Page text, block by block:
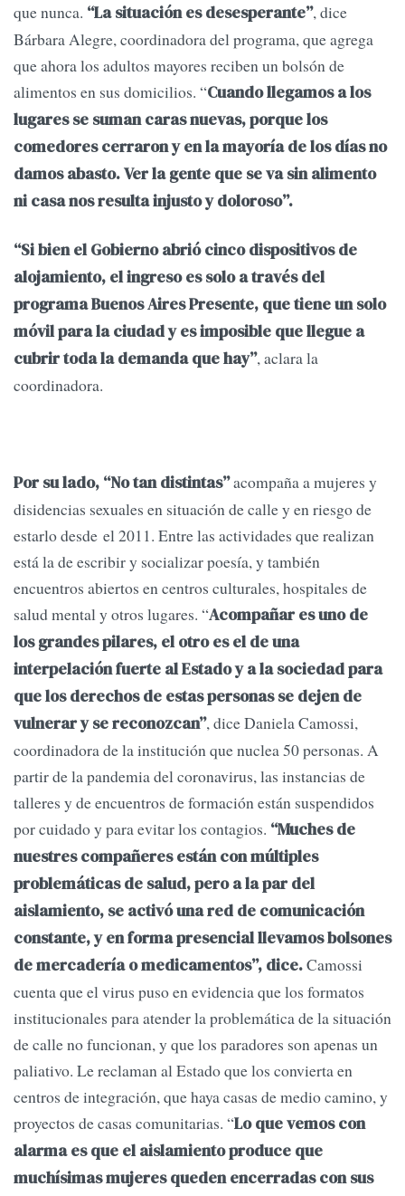
que nunca. “La situación es desesperante”, dice
Bárbara Alegre, coordinadora del programa, que agrega
que ahora los adultos mayores reciben un bolsón de
alimentos en sus domicilios. “Cuando llegamos a los
lugares se suman caras nuevas, porque los
comedores cerraron y en la mayoría de los días no
damos abasto. Ver la gente que se va sin alimento
ni casa nos resulta injusto y doloroso”.
“Si bien el Gobierno abrió cinco dispositivos de
alojamiento, el ingreso es solo a través del
programa Buenos Aires Presente, que tiene un solo
móvil para la ciudad y es imposible que llegue a
cubrir toda la demanda que hay”, aclara la
coordinadora.
Por su lado, “No tan distintas”acompaña a mujeres y
disidencias sexuales en situación de calle y en riesgo de
estarlo desde el 2011. Entre las actividades que realizan
está la de escribir y socializar poesía, y también
encuentros abiertos en centros culturales, hospitales de
salud mental y otros lugares. “Acompañar es uno de
los grandes pilares, el otro es el de una
interpelación fuerte al Estado y a la sociedad para
que los derechos de estas personas se dejen de
vulnerar y se reconozcan”, dice Daniela Camossi,
coordinadora de la institución que nuclea 50 personas. A
partir de la pandemia del coronavirus, las instancias de
talleres y de encuentros de formación están suspendidos
por cuidado y para evitar los contagios. “Muches de
nuestres compañeres están con múltiples
problemáticas de salud, pero a la par del
aislamiento, se activó una red de comunicación
constante, y en forma presencial llevamos bolsones
de mercadería o medicamentos”, dice.Camossi
cuenta que el virus puso en evidencia que los formatos
institucionales para atender la problemática de la situación
de calle no funcionan, y que los paradores son apenas un
paliativo. Le reclaman al Estado que los convierta en
centros de integración, que haya casas de medio camino, y
proyectos de casas comunitarias. “Lo que vemos con
alarma es que el aislamiento produce que
muchísimas mujeres queden encerradas con sus